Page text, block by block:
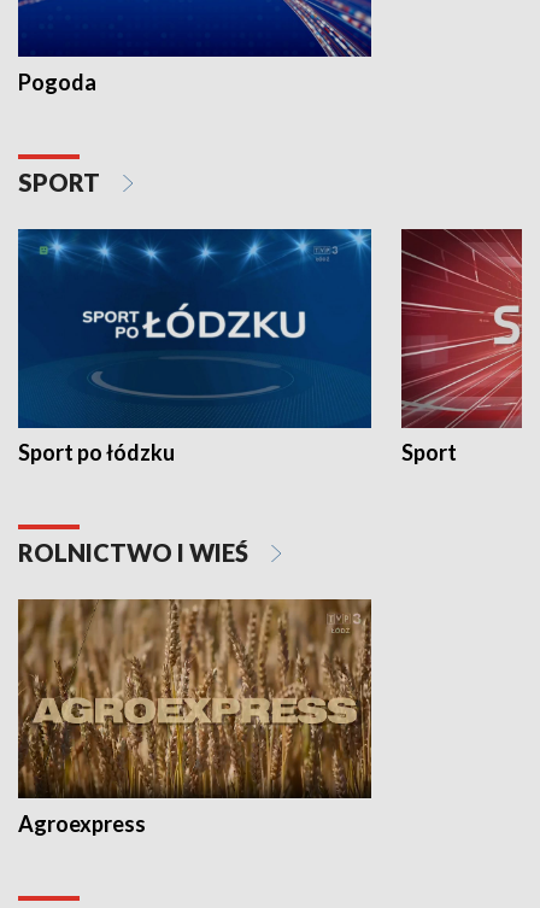
Pogoda
SPORT
Sport po łódzku Sport
ROLNICTWO I WIEŚ
Agroexpress